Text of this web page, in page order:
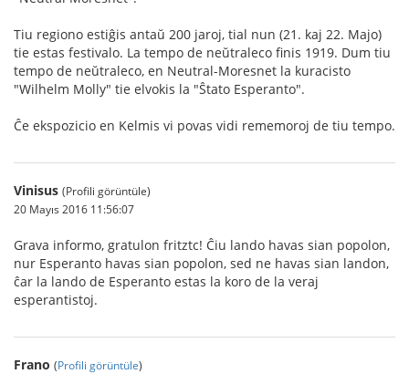
Tiu regiono estiĝis antaŭ 200 jaroj, tial nun (21. kaj 22. Majo)
tie estas festivalo. La tempo de neŭtraleco finis 1919. Dum tiu
tempo de neŭtraleco, en Neutral-Moresnet la kuracisto
"Wilhelm Molly" tie elvokis la "Ŝtato Esperanto".
Ĉe ekspozicio en Kelmis vi povas vidi rememoroj de tiu tempo.
Vinisus (Profili görüntüle)
20 Mayıs 2016 11:56:07
Grava informo, gratulon fritztc! Ĉiu lando havas sian popolon,
nur Esperanto havas sian popolon, sed ne havas sian landon,
ĉar la lando de Esperanto estas la koro de la veraj
esperantistoj.
Frano (Profili görüntüle)